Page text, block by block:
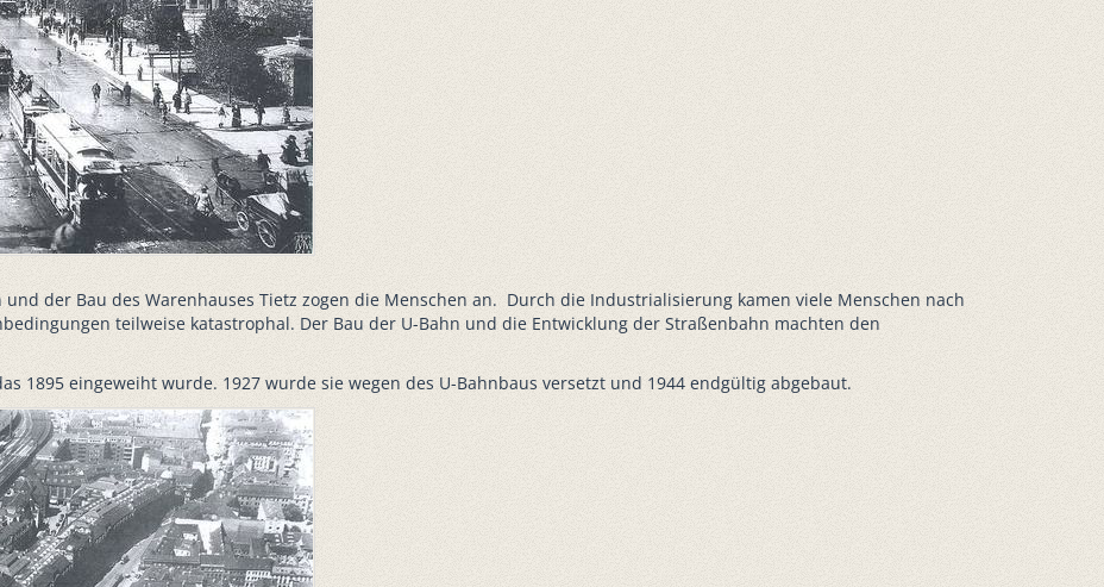
der Bau des Warenhauses Tietz zogen die Menschen an. Durch die Industrialisierung kamen viele Menschen nach
teilweise katastrophal. Der Bau der U-Bahn und die Entwicklung der Straßenbahn machten den
1895 eingeweiht wurde. 1927 wurde sie wegen des U-Bahnbaus versetzt und 1944 endgültig abgebaut.